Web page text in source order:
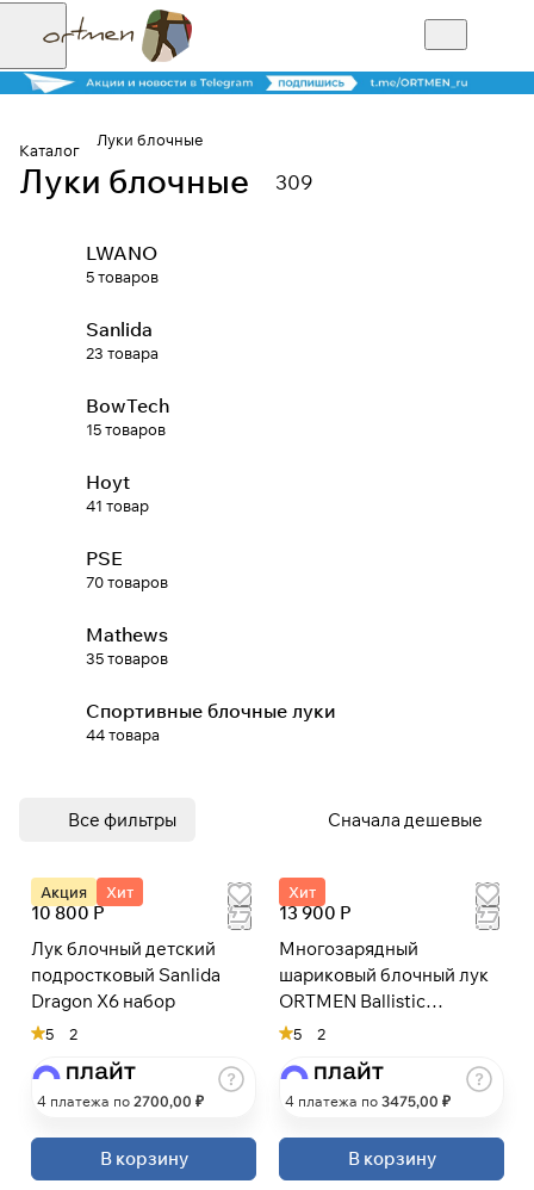
Каталог
Луки блочные
Луки блочные 309
LWANO
5 товаров
Sanlida
23 товара
BowTech
15 товаров
Hoyt
41 товар
PSE
70 товаров
Mathews
35 товаров
Спортивные блочные луки
44 товара
Все фильтры Сначала дешевые
Акция Хит
10 800 Р
Лук блочный детский
подростковый Sanlida
Dragon X6 набор
5 2
4 платежа по 2700,00 ₽
В корзину
Хит
13 900 Р
Многозарядный
шариковый блочный лук
ORTMEN Ballistic
(Шаромет)
5 2
4 платежа по 3475,00 ₽
В корзину
Для клиентов всех банков
Разбейте
25%
в корзину
При оформлении заказа
картой любого банка
Оставшиеся
% будут
списыватьсяс вашей карты
каждые 2 недели
* При оплате черезПЛАЙТ
скидки по купонам не
Подробнее
об оплате Плайтом